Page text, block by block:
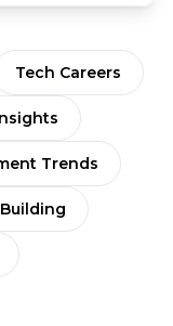
Tech Careers
Trends